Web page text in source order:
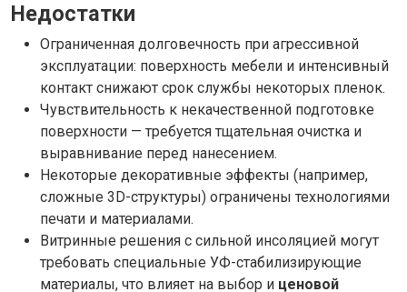
Недостатки
Ограниченная долговечность при агрессивной
эксплуатации: поверхность мебели и интенсивный
контакт снижают срок службы некоторых пленок.
Чувствительность к некачественной подготовке
поверхности — требуется тщательная очистка и
выравнивание перед нанесением.
Некоторые декоративные эффекты (например,
сложные 3D-структуры) ограничены технологиями
печати и материалами.
Витринные решения с сильной инсоляцией могут
требовать специальные УФ-стабилизирующие
материалы, что влияет на выбор и ценовой